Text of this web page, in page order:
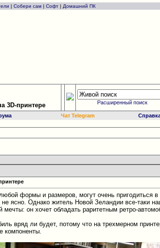
| Собери сам | Софт | Домашний ПК
3D-принтере Расширенный поиск
Чат Telegram
формы и размеров, могут очень пригодиться в
ясно. Однако житель Новой Зеландии все-таки
он хочет обладать раритетным ретро-
вряд ли будет, потому что на трехмерном
компоненты.